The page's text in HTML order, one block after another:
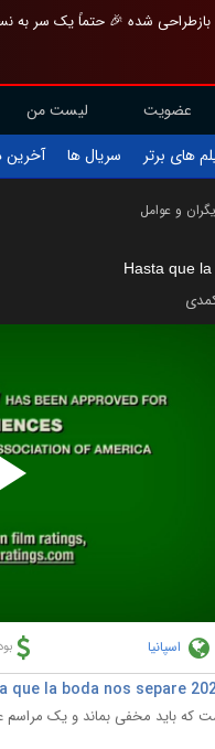
بازطراحی شده 🎉 حتماً یک
عضویت لیست من
های برتر سریال ها آخرین
و عوامل
Hasta que
اسپانیا
که باید مخفی بماند و یک مراسم